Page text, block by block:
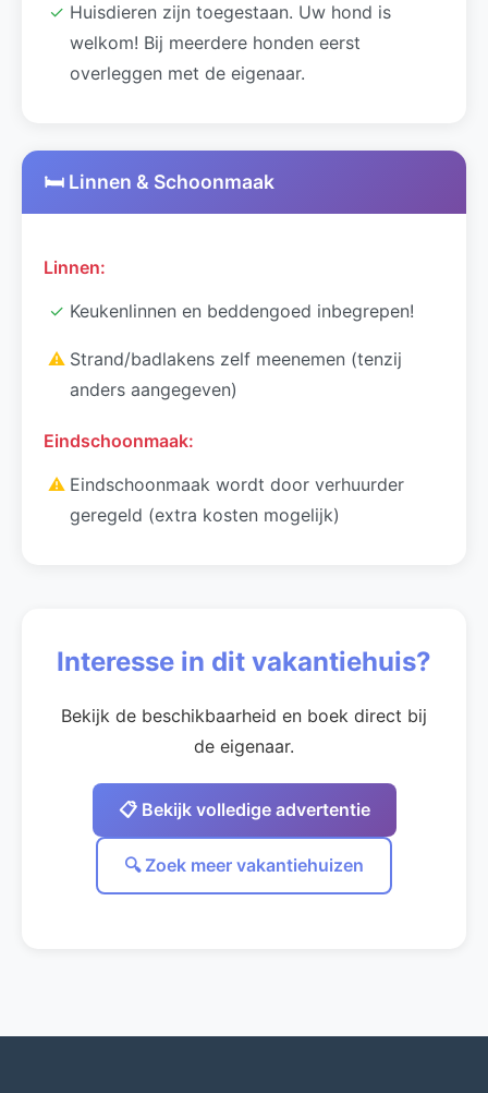
✓ Huisdieren zijn toegestaan. Uw hond is
welkom! Bij meerdere honden eerst
overleggen met de eigenaar.
🛏️ Linnen & Schoonmaak
Linnen:
✓ Keukenlinnen en beddengoed inbegrepen!
⚠ Strand/badlakens zelf meenemen (tenzij
anders aangegeven)
Eindschoonmaak:
⚠ Eindschoonmaak wordt door verhuurder
geregeld (extra kosten mogelijk)
Interesse in dit vakantiehuis?
Bekijk de beschikbaarheid en boek direct bij
de eigenaar.
📋 Bekijk volledige advertentie
🔍 Zoek meer vakantiehuizen